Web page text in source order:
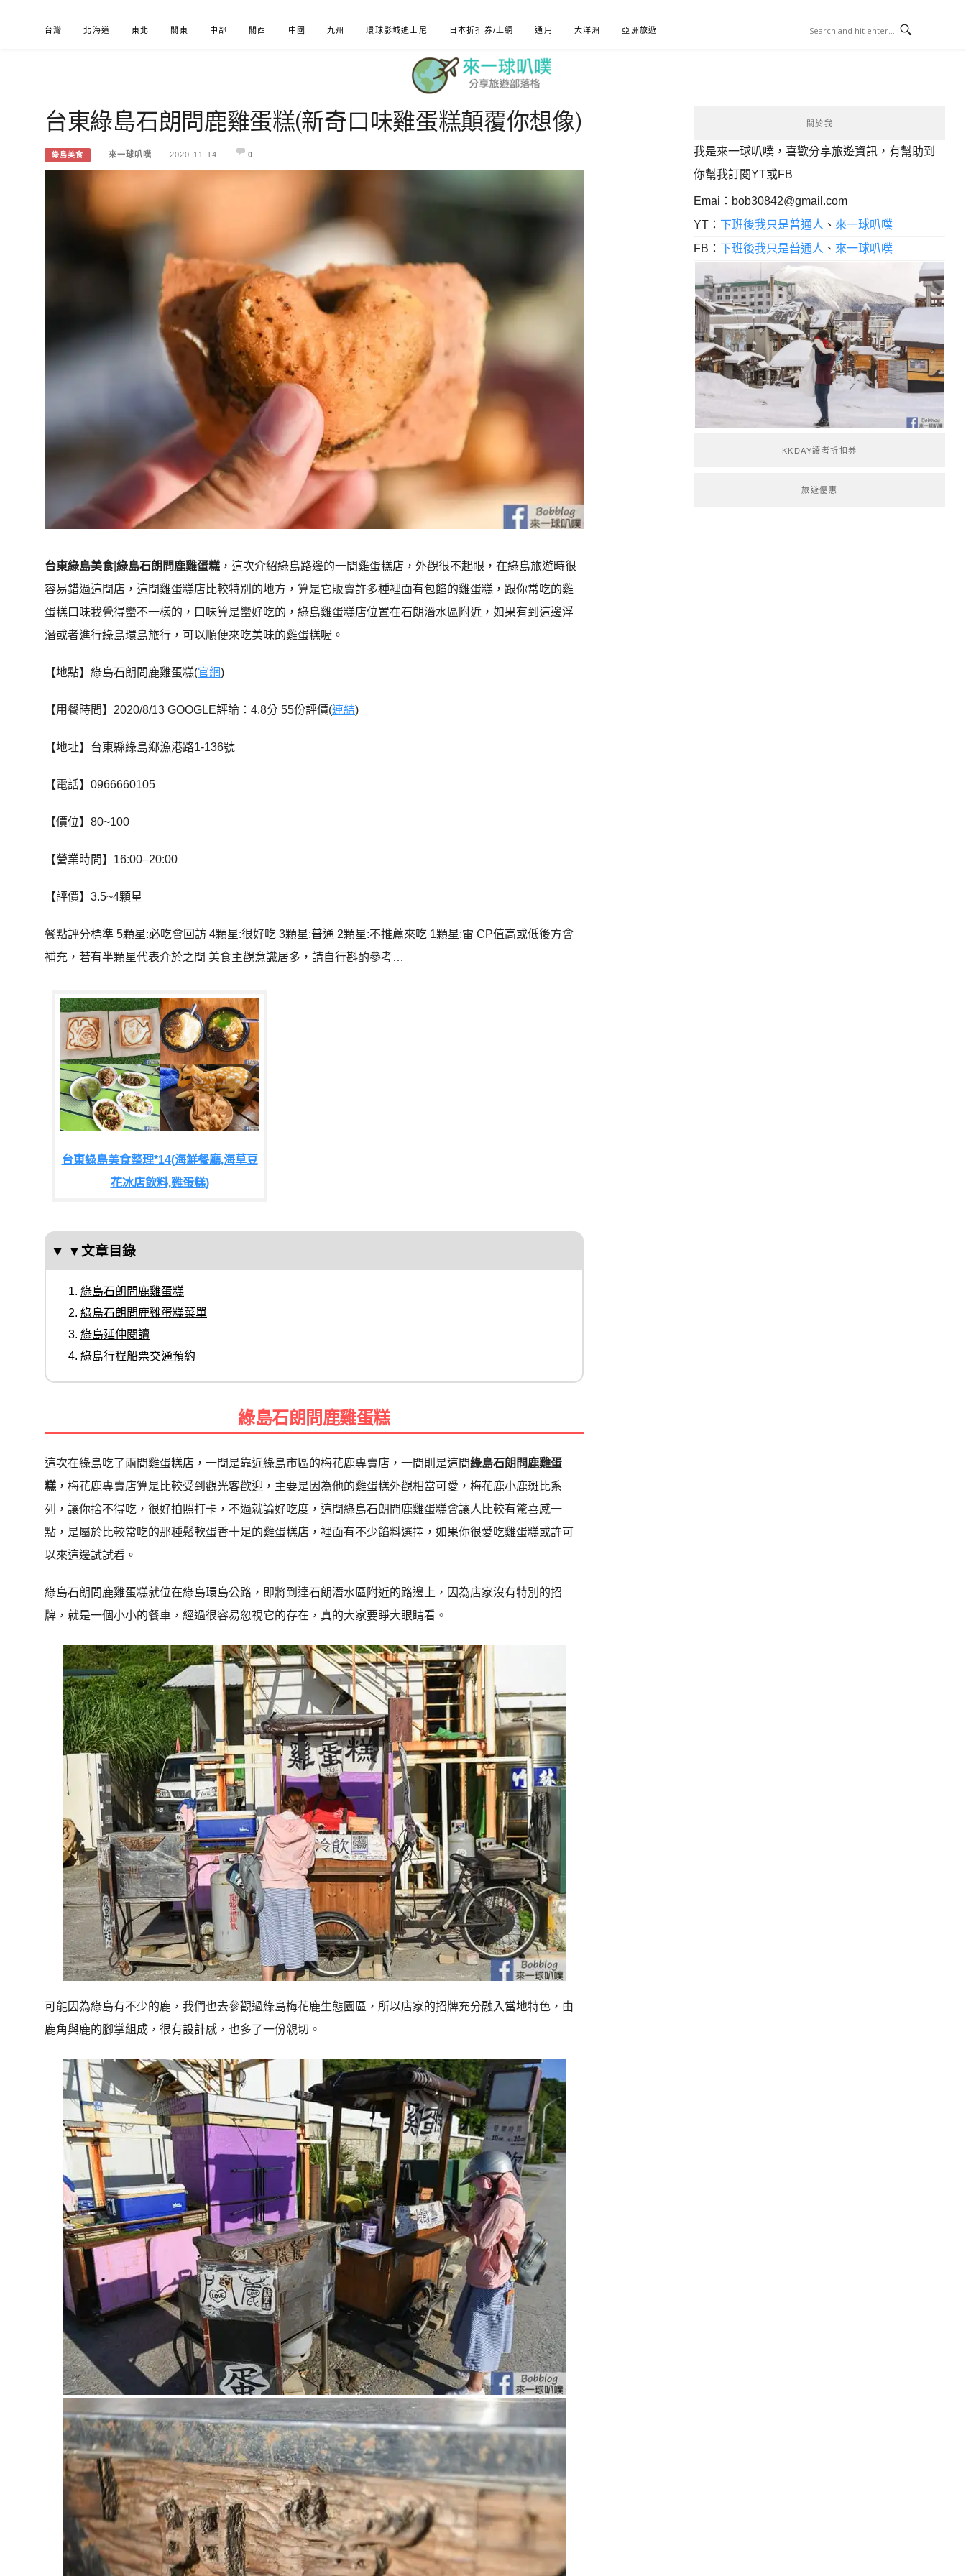
台灣 北海道 東北 關東 中部 關西 中國 九州 環球影城迪士尼 日本折扣券/上網 通用 大洋洲 亞洲旅遊
來一球叭噗
分享日本自助部落格
台東綠島石朗問鹿雞蛋糕(新奇口味雞蛋糕顛覆你想像)
綠島美食 來一球叭噗 2020-11-14 0
台東綠島美食|綠島石朗問鹿雞蛋糕 ，這次介紹綠島路邊的一間雞蛋糕店，外觀很不起眼，在綠島旅遊時很
容易錯過這間店，這間雞蛋糕店比較特別的地方，算是它販賣許多種裡面有包餡的雞蛋糕，跟你常吃的雞
蛋糕口味我覺得蠻不一樣的，口味算是蠻好吃的，綠島雞蛋糕店位置在石朗潛水區附近，如果有到這邊浮
潛或者進行綠島環島旅行，可以順便來吃美味的雞蛋糕喔。
【地點】綠島石朗問鹿雞蛋糕(官網)
【用餐時間】2020/8/13 GOOGLE評論：4.8分 55份評價(連結)
【地址】台東縣綠島鄉漁港路1-136號
【電話】0966660105
【價位】80~100
【營業時間】16:00–20:00
【評價】3.5~4顆星
餐點評分標準 5顆星:必吃會回訪 4顆星:很好吃 3顆星:普通 2顆星:不推薦來吃 1顆星:雷 CP值高或低後方會
補充，若有半顆星代表介於之間 美食主觀意識居多，請自行斟酌參考…
台東綠島美食整理*14(海鮮餐廳,海草豆
花冰店飲料,雞蛋糕)
▼文章目錄
綠島石朗問鹿雞蛋糕
綠島石朗問鹿雞蛋糕菜單
綠島延伸閱讀
綠島行程船票交通預約
綠島石朗問鹿雞蛋糕
這次在綠島吃了兩間雞蛋糕店，一間是靠近綠島市區的梅花鹿專賣店，一間則是這間綠島石朗問鹿雞蛋
糕 ，梅花鹿專賣店算是比較受到觀光客歡迎，主要是因為他的雞蛋糕外觀相當可愛，梅花鹿小鹿斑比系
列，讓你捨不得吃，很好拍照打卡，不過就論好吃度，這間綠島石朗問鹿雞蛋糕會讓人比較有驚喜感一
點，是屬於比較常吃的那種鬆軟蛋香十足的雞蛋糕店，裡面有不少餡料選擇，如果你很愛吃雞蛋糕或許可
以來這邊試試看。
綠島石朗問鹿雞蛋糕就位在綠島環島公路，即將到達石朗潛水區附近的路邊上，因為店家沒有特別的招
牌，就是一個小小的餐車，經過很容易忽視它的存在，真的大家要睜大眼睛看。
可能因為綠島有不少的鹿，我們也去參觀過綠島梅花鹿生態園區，所以店家的招牌充分融入當地特色，由
鹿角與鹿的腳掌組成，很有設計感，也多了一份親切。
關於我
我是來一球叭噗，喜歡分享旅遊資訊，有幫助到
你幫我訂閱YT或FB
Emai： bob30842@gmail.com
YT：下班後我只是普通人 、 來一球叭噗
FB：下班後我只是普通人 、 來一球叭噗
KKDAY讀者折扣券
旅遊優惠